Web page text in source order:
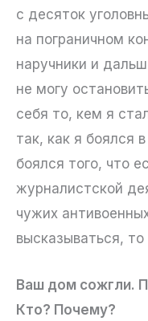
с десяток
на пограничном
наручники и
не могу
себя то, кем я
так, как я боялся
боялся того, что
журналистской
чужих
высказываться,
Ваш дом сожгли.
Кто? Почему?